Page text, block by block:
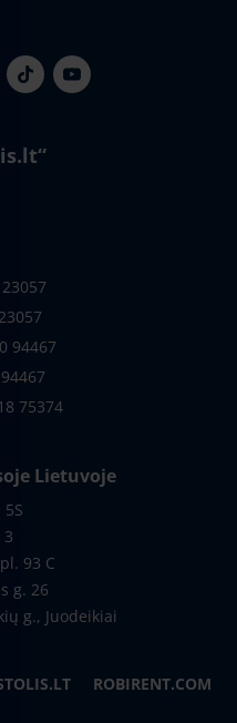
94467
75374
Lietuvoje
5S
93 C
g. 26
g., Juodeikiai
ROBIRENT.COM